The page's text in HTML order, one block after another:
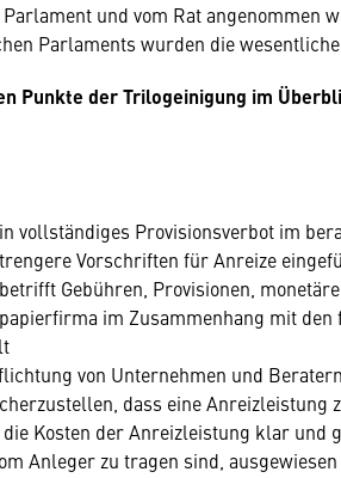
und vom Rat angenommen
Parlaments wurden die
Punkte der Trilogeinigung im
vollständiges Provisionsverbot im
Vorschriften für Anreize
Gebühren, Provisionen,
im Zusammenhang mit
von Unternehmen und
dass eine
die Kosten der Anreizleistung klar und
Anleger zu tragen sind,